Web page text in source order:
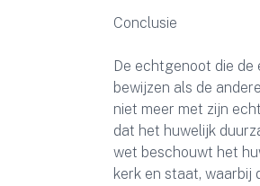
Conclusie
De echtgenoot die
bewijzen als de
niet meer met zijn
dat het huwelijk
wet beschouwt het
kerk en staat, waarbij